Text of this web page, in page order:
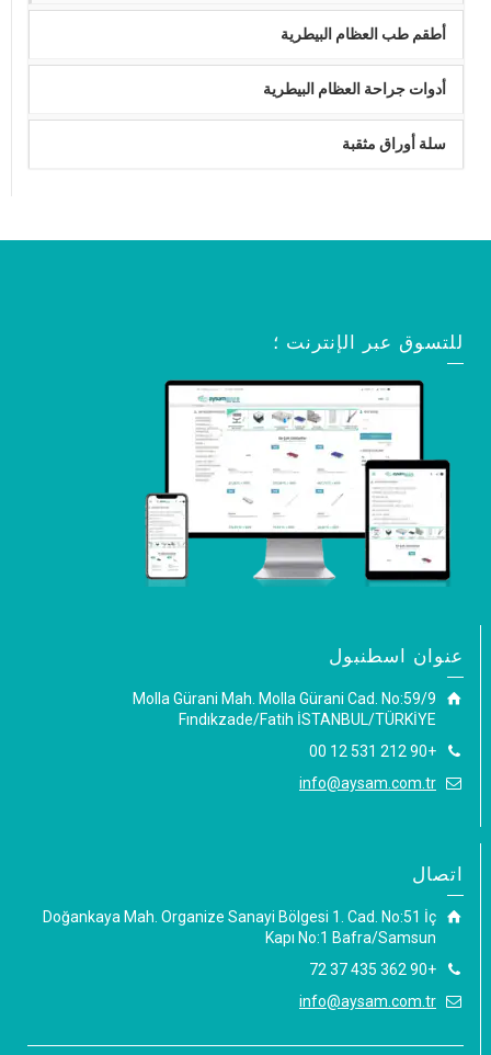
أطقم طب العظام البيطرية
أدوات جراحة العظام البيطرية
سلة أوراق مثقبة
للتسوق عبر الإنترنت ؛
عنوان اسطنبول
Molla Gürani Mah. Molla Gürani Cad. No:59/9
Fındıkzade/Fatih İSTANBUL/TÜRKİYE
+90 212 531 12 00
info@aysam.com.tr
اتصال
Doğankaya Mah. Organize Sanayi Bölgesi 1. Cad. No:51 İç
Kapı No:1 Bafra/Samsun
+90 362 435 37 72
info@aysam.com.tr